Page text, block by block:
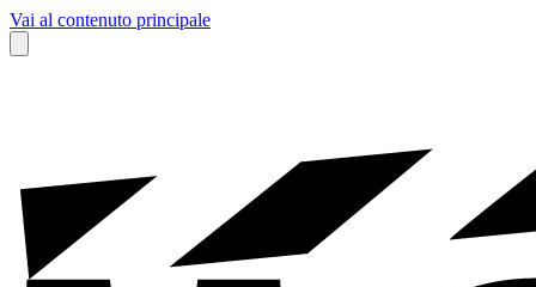
Vai al contenuto principale